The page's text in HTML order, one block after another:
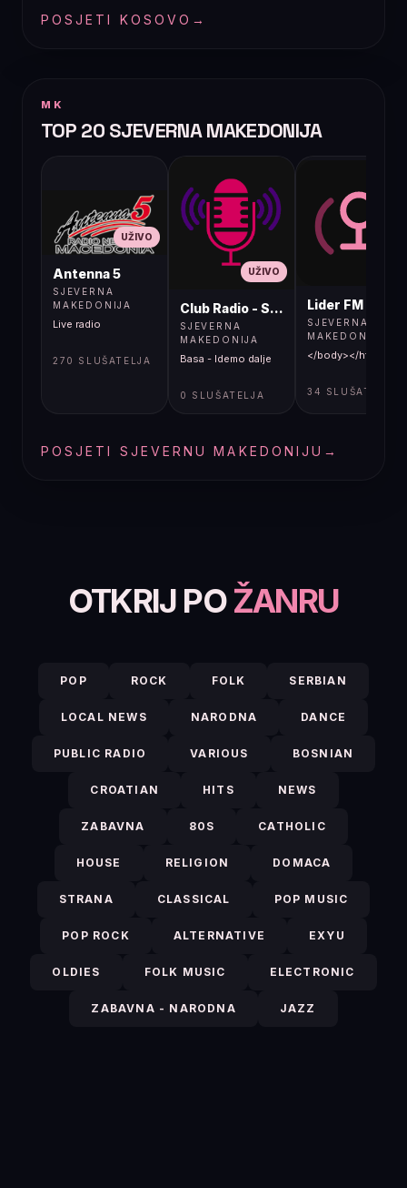
POSJETI KOSOVO →
MK
TOP 20 SJEVERNA MAKEDONIJA
UŽIVO
Antenna 5
SJEVERNA
MAKEDONIJA
Live radio
270 SLUŠATELJA
UŽIVO
Club Radio - Skopje, Mcedonia
SJEVERNA
MAKEDONIJA
Basa - Idemo dalje
0 SLUŠATELJA
Lider FM 107,4
SJEVERNA
MAKEDONIJA
</body></html>
34 SLUŠATELJA
POSJETI SJEVERNU MAKEDONIJU →
OTKRIJ POŽANRU
POP ROCK FOLK SERBIAN
LOCAL NEWS NARODNA DANCE
PUBLIC RADIO VARIOUS BOSNIAN
CROATIAN HITS NEWS
ZABAVNA 80S CATHOLIC
HOUSE RELIGION DOMACA
STRANA CLASSICAL POP MUSIC
POP ROCK ALTERNATIVE EXYU
OLDIES FOLK MUSIC ELECTRONIC
ZABAVNA - NARODNA JAZZ